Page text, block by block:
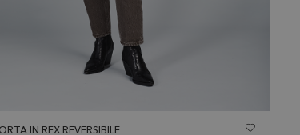
IN REX REVERSIBILE